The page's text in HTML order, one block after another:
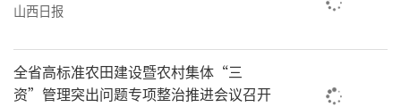
山西日报
全省高标准农田建设暨农村集体“三
资”管理突出问题专项整治推进会议召开